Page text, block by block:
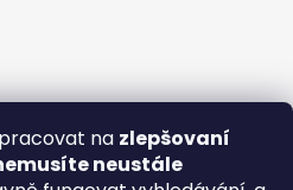
na zlepšovaní
neustále